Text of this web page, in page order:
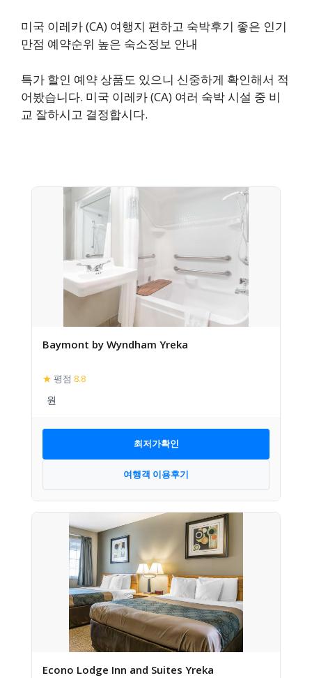
미국 이레카 (CA) 여행지 편하고 숙박후기 좋은 인기
만점 예약순위 높은 숙소정보 안내
특가 할인 예약 상품도 있으니 신중하게 확인해서 적
어봤습니다. 미국 이레카 (CA) 여러 숙박 시설 중 비
교 잘하시고 결정합시다.
Baymont by Wyndham Yreka
★ 평점 8.8
최저가확인
여행객 이용후기
Econo Lodge Inn and Suites Yreka